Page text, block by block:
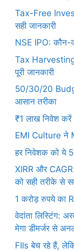
Tax-Free
सही जानकारी
NSE IPO: कौन-
Tax
पूरी जानकारी
50/30/20
आसान तरीका
₹1 लाख निवेश
EMI Culture ने
हर निवेशक को ये
XIRR और
को सही तरीके से
1 करोड़ रुपये का
वेदांता लिस्टिंग:
मेगा डीमर्जर से
FIIs बेच रहे हैं,